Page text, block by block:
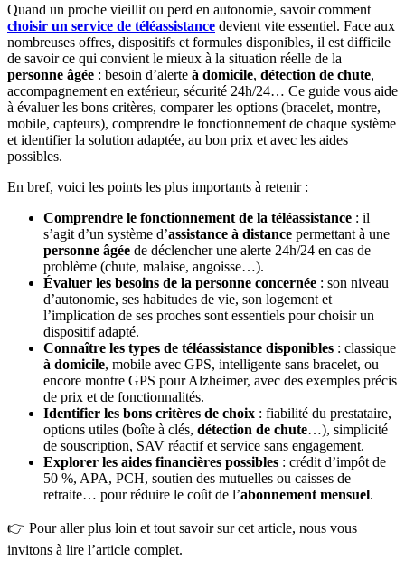
Quand un proche vieillit ou perd en autonomie, savoir comment
choisir un service de téléassistance devient vite essentiel. Face aux
nombreuses offres, dispositifs et formules disponibles, il est difficile
de savoir ce qui convient le mieux à la situation réelle de la
personne âgée : besoin d’alerte à domicile, détection de chute,
accompagnement en extérieur, sécurité 24h/24… Ce guide vous aide
à évaluer les bons critères, comparer les options (bracelet, montre,
mobile, capteurs), comprendre le fonctionnement de chaque système
et identifier la solution adaptée, au bon prix et avec les aides
possibles.
En bref, voici les points les plus importants à retenir :
Comprendre le fonctionnement de la téléassistance : il
s’agit d’un système d’assistance à distance permettant à une
personne âgée de déclencher une alerte 24h/24 en cas de
problème (chute, malaise, angoisse…).
Évaluer les besoins de la personne concernée : son niveau
d’autonomie, ses habitudes de vie, son logement et
l’implication de ses proches sont essentiels pour choisir un
dispositif adapté.
Connaître les types de téléassistance disponibles : classique
à domicile, mobile avec GPS, intelligente sans bracelet, ou
encore montre GPS pour Alzheimer, avec des exemples précis
de prix et de fonctionnalités.
Identifier les bons critères de choix : fiabilité du prestataire,
options utiles (boîte à clés, détection de chute…), simplicité
de souscription, SAV réactif et service sans engagement.
Explorer les aides financières possibles : crédit d’impôt de
50 %, APA, PCH, soutien des mutuelles ou caisses de
retraite… pour réduire le coût de l’abonnement mensuel.
👉 Pour aller plus loin et tout savoir sur cet article, nous vous
invitons à lire l’article complet.